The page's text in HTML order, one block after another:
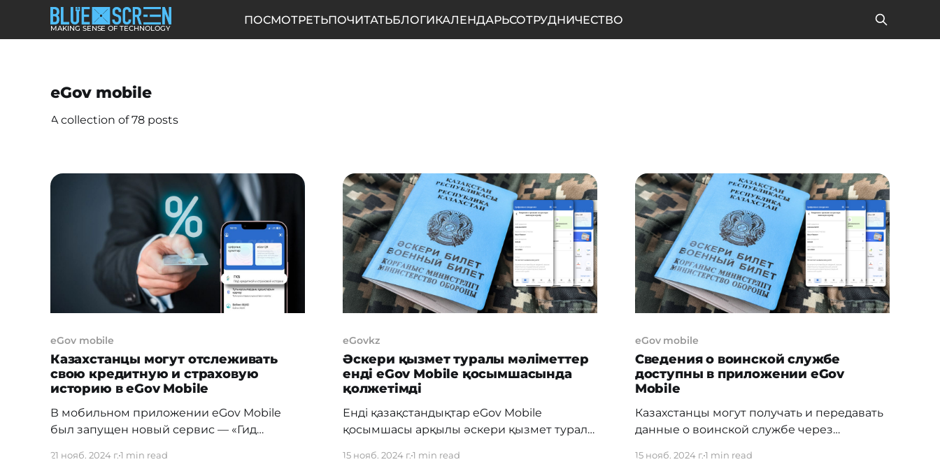
MAKING SENSE OF TECHNOLOGY
ПОСМОТРЕТЬПОЧИТАТЬБЛОГИКАЛЕНДАРЬСОТРУДНИЧЕСТВО
eGov mobile
A collection of 78 posts
eGov mobile
Казахстанцы могут отслеживать
свою кредитную и страховую
историю в eGov Mobile
В мобильном приложении eGov Mobile
был запущен новый сервис — «Гид
21 нояб. 2024 г.1 min read
eGovkz
Әскери қызмет туралы мәліметтер
енді eGov Mobile қосымшасында
қолжетімді
Енді қазақстандықтар eGov Mobile
қосымшасы арқылы әскери қызмет туралы
15 нояб. 2024 г.1 min read
eGov mobile
Сведения о воинской службе
доступны в приложении eGov
Mobile
Казахстанцы могут получать и передавать
данные о воинской службе через
15 нояб. 2024 г.1 min read